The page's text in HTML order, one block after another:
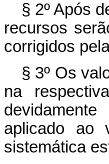
§ 2º Após
recursos
corrigidos
§ 3º Os
na
aplicado ao
sistemática